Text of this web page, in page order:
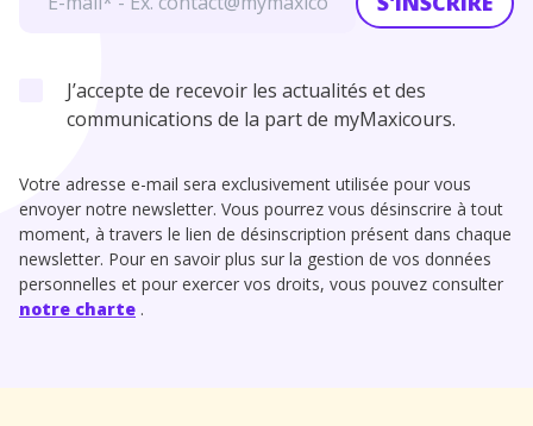
J’accepte de recevoir les actualités et des
communications de la part de myMaxicours.
Votre adresse e-mail sera exclusivement utilisée pour vous
envoyer notre newsletter. Vous pourrez vous désinscrire à tout
moment, à travers le lien de désinscription présent dans chaque
newsletter. Pour en savoir plus sur la gestion de vos données
personnelles et pour exercer vos droits, vous pouvez consulter
notre charte .